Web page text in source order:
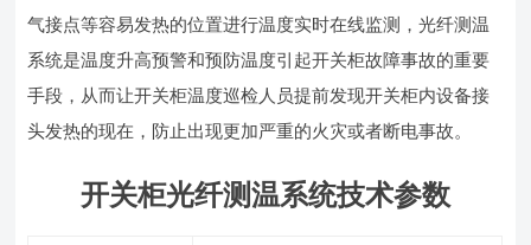
气接点等容易发热的位置进行温度实时在线监测，光纤测温
系统是温度升高预警和预防温度引起开关柜故障事故的重要
手段，从而让开关柜温度巡检人员提前发现开关柜内设备接
头发热的现在，防止出现更加严重的火灾或者断电事故。
开关柜光纤测温系统技术参数